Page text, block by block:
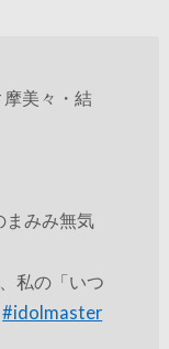
美々・結
まみみ無気
私の「いつ
#idolmaster